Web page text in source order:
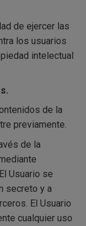
de ejercer las
los usuarios
intelectual
de la
previamente.
de la
Usuario se
secreto y a
El Usuario
cualquier uso